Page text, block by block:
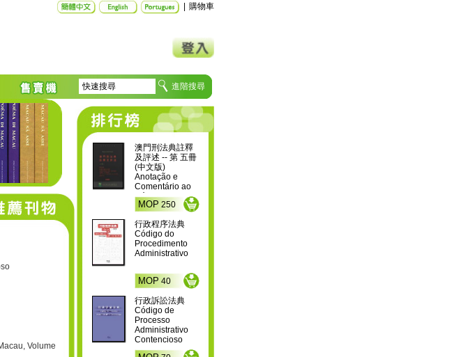
購物車
進階搜尋
Volume
澳門刑法典註釋
及評述 -- 第 五冊
(中文版)
Anotação e
Comentário ao
Código Penal de
Macau, Volume V
MOP 250
行政程序法典
Código do
Procedimento
Administrativo
MOP 40
行政訴訟法典
Código de
Processo
Administrativo
Contencioso